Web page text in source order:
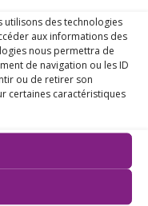
utilisons des technologies
aux informations des
nous permettra de
de navigation ou les ID
ou de retirer son
certaines caractéristiques